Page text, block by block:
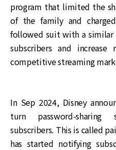
program that limited the
of the family and
followed suit with a
subscribers and increase
competitive streaming
In Sep 2024, Disney
turn password-
subscribers. This is called
has started notifying